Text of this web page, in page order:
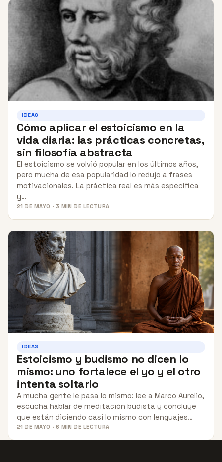
IDEAS
Cómo aplicar el estoicismo en la
vida diaria: las prácticas concretas,
sin filosofía abstracta
El estoicismo se volvió popular en los últimos años,
pero mucha de esa popularidad lo redujo a frases
motivacionales. La práctica real es más específica
y…
21 DE MAYO · 3 MIN DE LECTURA
IDEAS
Estoicismo y budismo no dicen lo
mismo: uno fortalece el yo y el otro
intenta soltarlo
A mucha gente le pasa lo mismo: lee a Marco Aurelio,
escucha hablar de meditación budista y concluye
que están diciendo casi lo mismo con lenguajes…
21 DE MAYO · 6 MIN DE LECTURA